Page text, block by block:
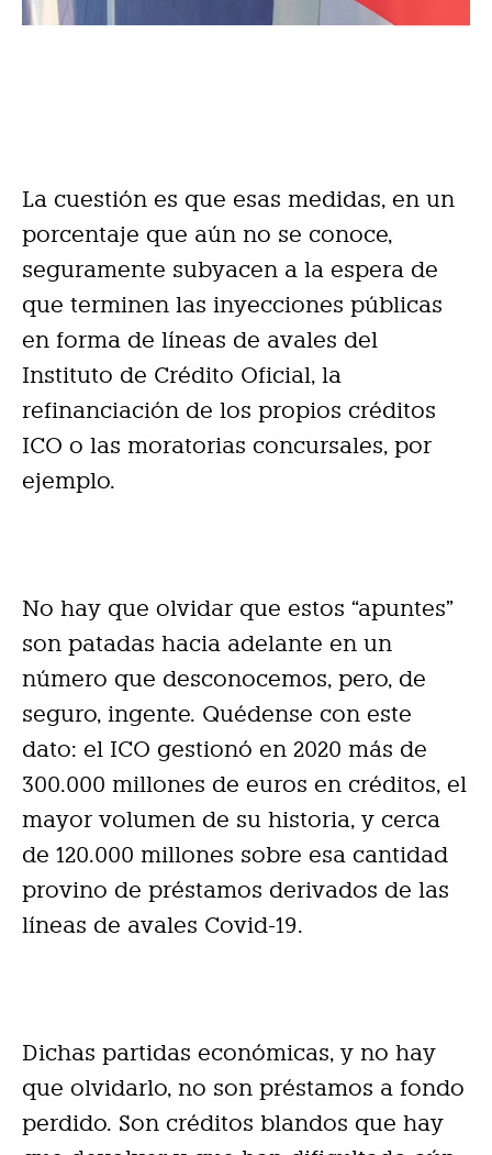
La cuestión es que esas medidas, en un
porcentaje que aún no se conoce,
seguramente subyacen a la espera de
que terminen las inyecciones públicas
en forma de líneas de avales del
Instituto de Crédito Oficial, la
refinanciación de los propios créditos
ICO o las moratorias concursales, por
ejemplo.
No hay que olvidar que estos “apuntes”
son patadas hacia adelante en un
número que desconocemos, pero, de
seguro, ingente. Quédense con este
dato: el ICO gestionó en 2020 más de
300.000 millones de euros en créditos, el
mayor volumen de su historia, y cerca
de 120.000 millones sobre esa cantidad
provino de préstamos derivados de las
líneas de avales Covid-19.
Dichas partidas económicas, y no hay
que olvidarlo, no son préstamos a fondo
perdido. Son créditos blandos que hay